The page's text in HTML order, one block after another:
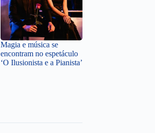
Magia e música se
encontram no espetáculo
‘O Ilusionista e a Pianista’